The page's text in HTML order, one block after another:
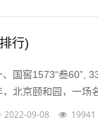
行)
、国窖1573“叁60”,
，北京颐和园，一场
举行。中国高端奢
2022-09-08 19941